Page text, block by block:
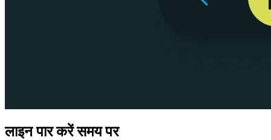
लाइन पार करें समय पर